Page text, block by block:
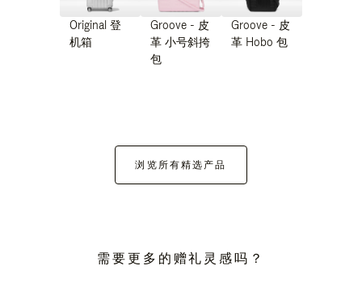
Original 登
机箱
Groove - 皮
革 小号斜挎
包
Groove - 皮
革 Hobo 包
浏览所有精选产品
需要更多的赠礼灵感吗？